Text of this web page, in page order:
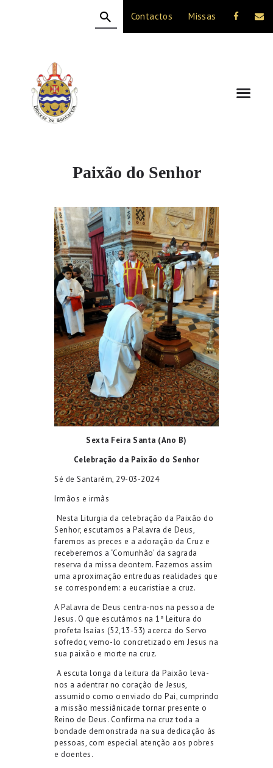
Contactos Missas
Paixão do Senhor
A DIOCESE
CELEBRAÇÃO
VIDA CRISTÃ
NOTÍCIAS
Sexta Feira Santa (Ano B)
Celebração da Paixão do Senhor
Sé de Santarém, 29-03-2024
Irmãos e irmãs
Nesta Liturgia da celebração da Paixão do
Senhor, escutamos a Palavra de Deus,
faremos as preces e a adoração da Cruz e
receberemos a ‘Comunhão’ da sagrada
reserva da missa deontem. Fazemos assim
uma aproximação entreduas realidades que
se correspondem: a eucaristiae a cruz.
A Palavra de Deus centra-nos na pessoa de
Jesus. O que escutámos na 1ª Leitura do
profeta Isaías (52,13-53) acerca do Servo
sofredor, vemo-lo concretizado em Jesus na
sua paixão e morte na cruz.
A escuta longa da leitura da Paixão leva-
nos a adentrar no coração de Jesus,
assumido como oenviado do Pai, cumprindo
a missão messiânicade tornar presente o
Reino de Deus. Confirma na cruz toda a
bondade demonstrada na sua dedicação às
pessoas, com especial atenção aos pobres
e doentes.